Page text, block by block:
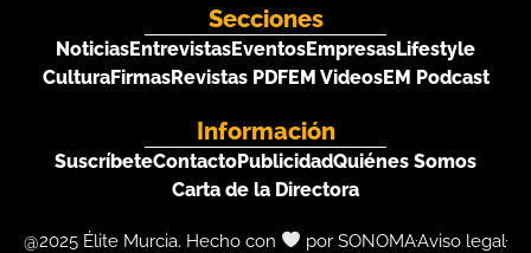
Secciones
NoticiasEntrevistasEventosEmpresasLifestyle
CulturaFirmasRevistas PDFEM VideosEM Podcast
Información
SuscríbeteContactoPublicidadQuiénes Somos
Carta de la Directora
@2025 Élite Murcia. Hecho con por SONOMAAviso legal